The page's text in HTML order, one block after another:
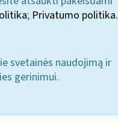
; Privatumo politika.
svetainės naudojimą ir
gerinimui.